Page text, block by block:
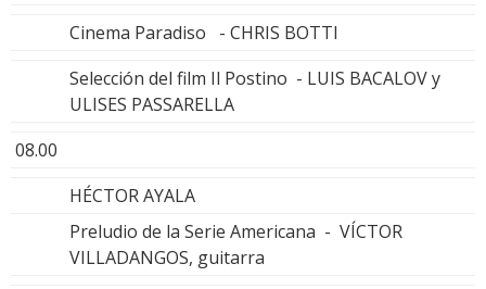
Cinema Paradiso - CHRIS BOTTI
Selección del film Il Postino - LUIS BACALOV y
ULISES PASSARELLA
08.00
HÉCTOR AYALA
Preludio de la Serie Americana - VÍCTOR
VILLADANGOS, guitarra